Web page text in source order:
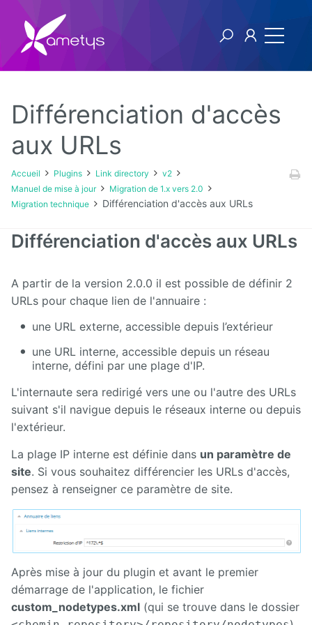
Plugins
AI
Authentification
Blog
Bluemind
BPM
CaptchEtat
Cart
Ads
Content
IO
ContentTypes
Editor
Dashboard
Datasources
Explorer
Différenciation d'accès
aux URLs
Accueil Plugins Link directory
v2
Manuel de mise à jour
Migration de 1.x vers 2.0
Migration technique
Différenciation d'accès aux URLs
Différenciation d'accès aux URLs
A partir de la version 2.0.0 il est possible de définir 2
URLs pour chaque lien de l'annuaire :
une URL externe, accessible depuis l’extérieur
une URL interne, accessible depuis un réseau
interne, défini par une plage d'IP.
L'internaute sera redirigé vers une ou l'autre des URLs
suivant s'il navigue depuis le réseaux interne ou depuis
l'extérieur.
La plage IP interne est définie dans un paramètre de
site. Si vous souhaitez différencier les URLs d'accès,
pensez à renseigner ce paramètre de site.
Après mise à jour du plugin et avant le premier
démarrage de l'application, le fichier
custom_nodetypes.xml (qui se trouve dans le dossier